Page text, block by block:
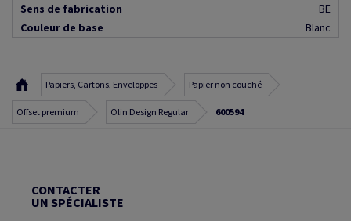
Sens de fabrication
BE
Couleur de base
Blanc
Papiers, Cartons, Enveloppes Papier non couché
Offset premium Olin Design Regular 600594
CONTACTER
UN SPÉCIALISTE